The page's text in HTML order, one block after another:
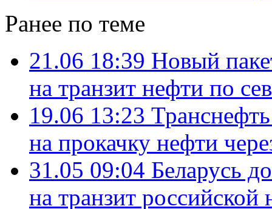
Ранее по теме
21.06 18:39 Новый
на транзит нефти по
19.06 13:23
на прокачку нефти
31.05 09:04 Беларусь
на транзит российской